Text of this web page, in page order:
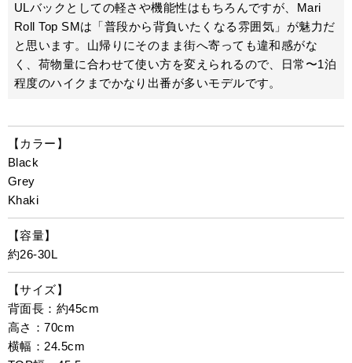
ULバックとしての軽さや機能性はもちろんですが、Mari
Roll Top SMは「普段から背負いたくなる雰囲気」が魅力だ
と思います。山帰りにそのまま街へ寄っても違和感がな
く、荷物量に合わせて使い方を変えられるので、日常〜1泊
程度のハイクまでかなり出番が多いモデルです。
【カラー】
Black
Grey
Khaki
【容量】
約26-30L
【サイズ】
背面長：約45cm
高さ：70cm
横幅：24.5cm